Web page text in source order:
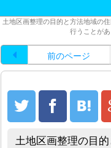
土地区画整理の目的と方法地域の
行うことが
前のページ
土地区画整理の目